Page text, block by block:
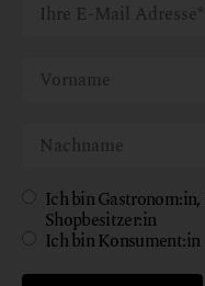
Ich bin
Shopbesitzer:in
Ich bin Konsument:in